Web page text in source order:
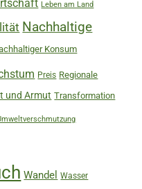
Leben am Land
Nachhaltige
Konsum
Preis Regionale
und Armut Transformation
Wandel Wasser